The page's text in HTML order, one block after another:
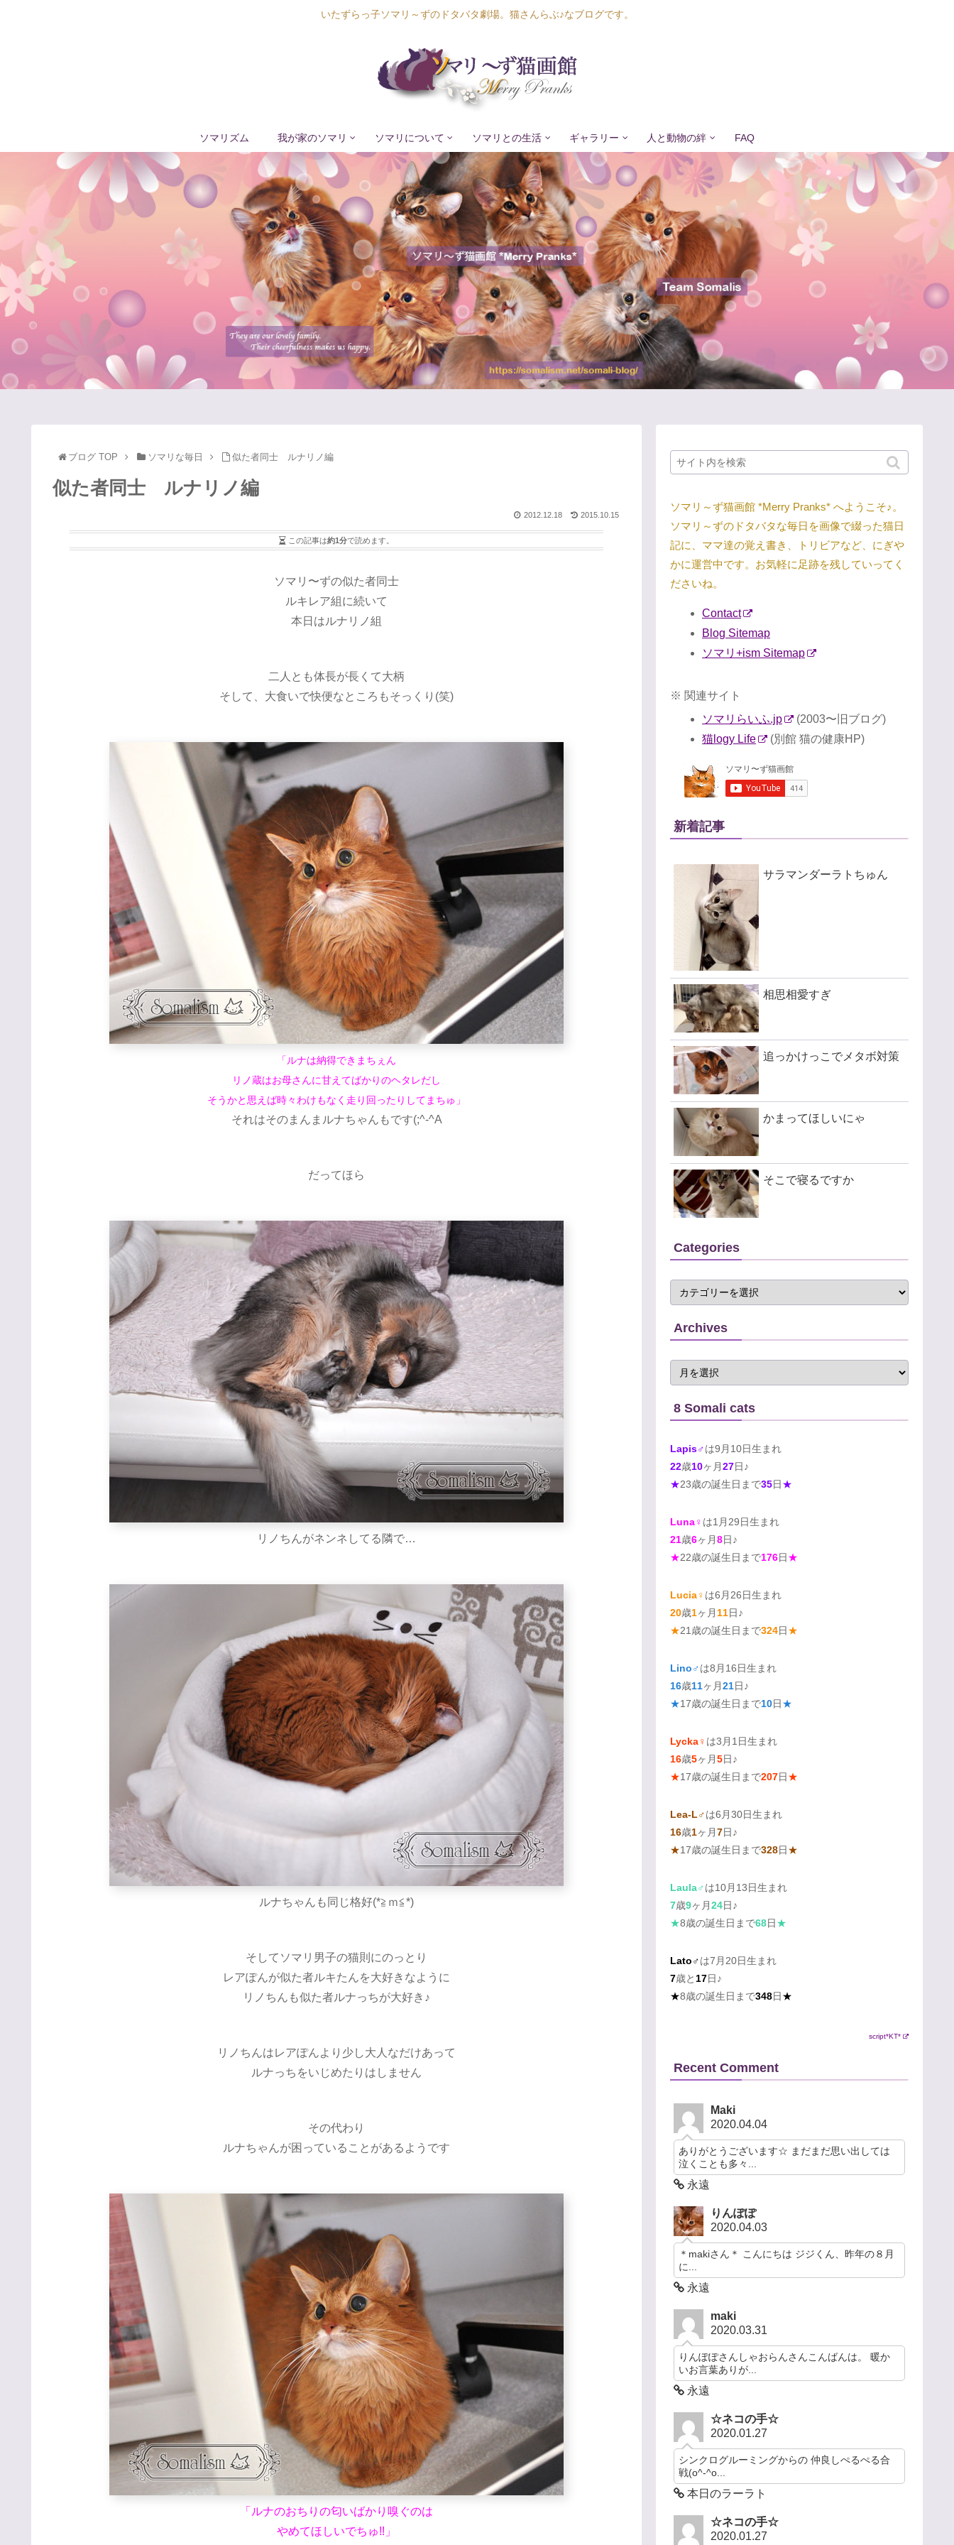
いたずらっ子ソマリ～ずのドタバタ劇場。猫さんらぶ♪なブログです。
ソマリズム 我が家のソマリ ソマリについて ソマリとの生活 ギャラリー 人と動物の絆 FAQ
Lapis Luna
Lucia Lino
Lycka Leal
Laula
ブログ TOP ソマリな毎日 似た者同士 ルナリノ編
似た者同士 ルナリノ編
2015.10.15
2012.12.18
この記事は約1分で読めます。
ソマリ〜ずの似た者同士
ルキレア組に続いて
本日はルナリノ組
二人とも体長が長くて大柄
そして、大食いで快便なところもそっくり(笑)
「ルナは納得できまちぇん
リノ蔵はお母さんに甘えてばかりのヘタレだし
そうかと思えば時々わけもなく走り回ったりしてまちゅ」
それはそのまんまルナちゃんもです(;^-^A
だってほら
リノちんがネンネしてる隣で…
ルナちゃんも同じ格好(*≧ｍ≦*)
そしてソマリ男子の猫則にのっとり
レアぽんが似た者ルキたんを大好きなように
リノちんも似た者ルナっちが大好き♪
リノちんはレアぽんより少し大人なだけあって
ルナっちをいじめたりはしません
その代わり
ルナちゃんが困っていることがあるようです
「ルナのおちりの匂いばかり嗅ぐのは
やめてほしいでちゅ!!」
ソマリ～ず猫画館 *Merry Pranks* へようこそ♪。
ソマリ～ずのドタバタな毎日を画像で綴った猫日
記に、ママ達の覚え書き、トリビアなど、にぎや
かに運営中です。お気軽に足跡を残していってく
ださいね。
Contact
Blog Sitemap
ソマリ+ism Sitemap
※ 関連サイト
ソマリらいふ.jp
(2003〜旧ブログ)
猫logy Life
(別館 猫の健康HP)
新着記事
サラマンダーラトちゅん
相思相愛すぎ
追っかけっこでメタボ対策
かまってほしいにゃ
そこで寝るですか
Categories
Archives
8 Somali cats
Lapis♂は9月10日生まれ
22歳10ヶ月27日♪
★23歳の誕生日まで35日★
Luna♀ は1月29日生まれ
21歳6ヶ月8日♪
★22歳の誕生日まで176日★
Lucia♀ は6月26日生まれ
20歳1ヶ月 11日♪
★21歳の誕生日まで324日★
Lino♂ は8月16日生まれ
16歳11ヶ月21日♪
★17歳の誕生日まで10日★
Lycka♀ は3月1日生まれ
16歳5ヶ月5日♪
★17歳の誕生日まで207日★
Lea-L♂は6月30日生まれ
16歳1ヶ月7日♪
★17歳の誕生日まで328日★
Laula♂ は10月13日生まれ
7歳9ヶ月24日♪
★8歳の誕生日まで68日★
Lato♂は7月20日生まれ
7歳と 17日♪
★8歳の誕生日まで348日★
script*KT*
Recent Comment
Maki
2020.04.04
ありがとうございます☆ まだまだ思い出しては
泣くことも多々...
永遠
りんぽぽ
2020.04.03
＊makiさん＊ こんにちは ジジくん、昨年の８月
に...
永遠
maki
2020.03.31
りんぽぽさんしゃおらんさんこんばんは。 暖か
いお言葉ありが...
永遠
☆ネコの手☆
2020.01.27
シンクログルーミングからの 仲良しぺるぺる合
戦(o^-^o...
本日のラーラト
☆ネコの手☆
2020.01.27